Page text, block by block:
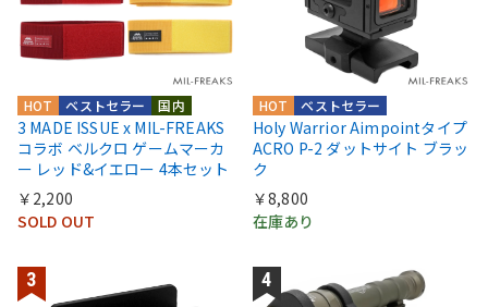
国内
ベストセラー
HOT
3 MADE ISSUE x MIL-FREAKS
コラボ ベルクロ ゲームマーカ
ー レッド&イエロー 4本セット
￥2,200
SOLD OUT
ベストセラー
HOT
Holy Warrior Aimpointタイプ
ACRO P-2 ダットサイト ブラッ
ク
￥8,800
在庫あり